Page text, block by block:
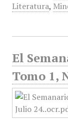
Literatura,
El
Tomo 1,